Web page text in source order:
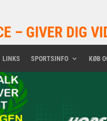
– GIVER DIG
LINKS SPORTSINFO KØB